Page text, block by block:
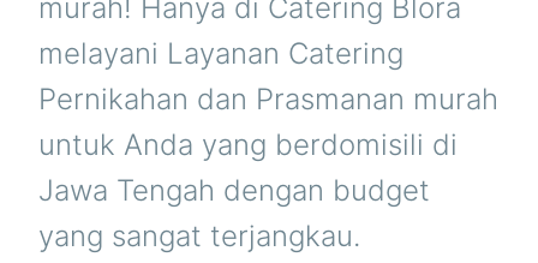
murah! Hanya di Catering Blora
melayani Layanan Catering
Pernikahan dan Prasmanan murah
untuk Anda yang berdomisili di
Jawa Tengah dengan budget
yang sangat terjangkau.